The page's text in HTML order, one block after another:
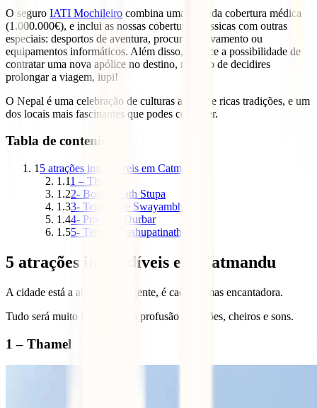
O seguro IATI Mochileiro combina uma elevada cobertura médica
(1.000.000€), e inclui as nossas coberturas clássicas com outras
especiais: desportos de aventura, procura e salvamento ou
equipamentos informáticos. Além disso, oferece a possibilidade de
contratar uma nova apólice no destino, no caso de decidires
prolongar a viagem, iupi!
O Nepal é uma celebração de culturas antigas e ricas tradições, e um
dos locais mais fascinantes que podes conhecer.
Tabla de contenidos
1 5 atrações imperdíveis em Catmandu
1.11 – Thamel
1.22- Boudhanath Stupa
1.33- Templo de Swayambhunath
1.44- Praça de Durbar
1.55- Templo Pashupatinath
5 atrações imperdíveis em Catmandu
A cidade está a abarrotar de gente, é caótica, mas encantadora.
Tudo será muito intenso, uma profusão de visões, cheiros e sons.
1 – Thamel